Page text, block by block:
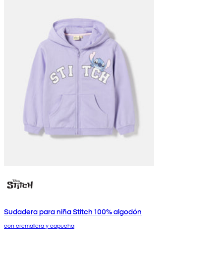
Sudadera para niña Stitch 100% algodón
con cremallera y capucha